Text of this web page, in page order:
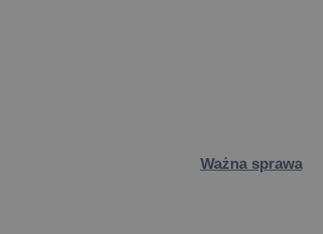
Ważna sprawa